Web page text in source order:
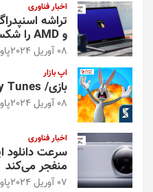
اخبار فناوری
و AMD را شکست داد
08 آوریل 2024
اپ بازار
بازی/ Looney Tunes؛ شهری بزرگ بسازید
08 آوریل 2024
اخبار فناوری
سرعت دانلود
منفجر می‌کند
07 آوریل 2024